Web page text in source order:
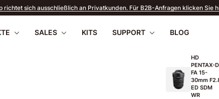
richtet sich ausschließlich an Privatkunden. Für B2B-Anfragen klicken Sie
SALES KITS SUPPORT BLOG
HD
PENTAX-D
FA 15-
30mm
ED SDM
WR